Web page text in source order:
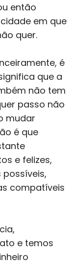
então
em que
quer.
é
que a
não tem
passo não
mudar
é que
e felizes,
compatíveis
e temos